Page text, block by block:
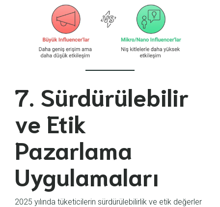
7. Sürdürülebilir
ve Etik
Pazarlama
Uygulamaları
2025 yılında tüketicilerin sürdürülebilirlik ve etik değerler